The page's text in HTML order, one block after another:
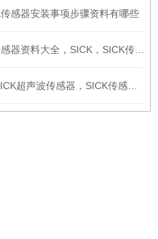
感器安装事项步骤资料有哪些